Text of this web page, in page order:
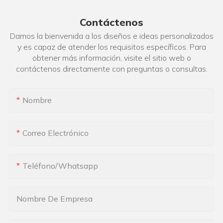
Contáctenos
Damos la bienvenida a los diseños e ideas personalizados
y es capaz de atender los requisitos específicos. Para
obtener más información, visite el sitio web o
contáctenos directamente con preguntas o consultas.
Nombre
Correo Electrónico
Teléfono/whatsapp
Nombre De Empresa